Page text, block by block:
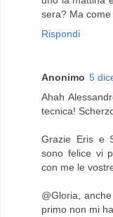
sera? Ma
Rispondi
Anonimo 5
Ahah
tecnica!
Grazie Eris e
sono felice vi
con me le
@Gloria,
primo non mi